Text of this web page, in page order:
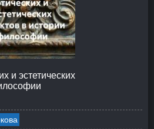
и эстетических